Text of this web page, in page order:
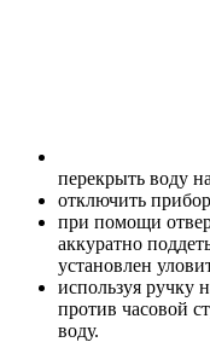
перекрыть воду
отключить
при помощи
аккуратно
установлен
используя ручку
против часовой
воду.